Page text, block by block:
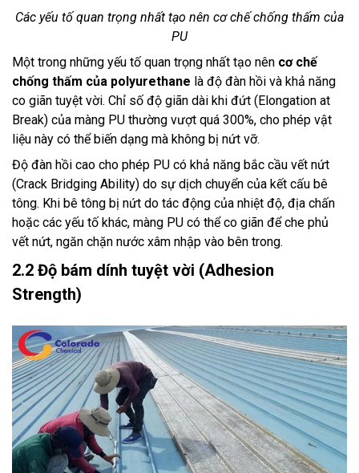
Các yếu tố quan trọng nhất tạo nên cơ chế chống thấm của
PU
Một trong những yếu tố quan trọng nhất tạo nên cơ chế
chống thấm của polyurethane là độ đàn hồi và khả năng
co giãn tuyệt vời. Chỉ số độ giãn dài khi đứt (Elongation at
Break) của màng PU thường vượt quá 300%, cho phép vật
liệu này có thể biến dạng mà không bị nứt vỡ.
Độ đàn hồi cao cho phép PU có khả năng bắc cầu vết nứt
(Crack Bridging Ability) do sự dịch chuyển của kết cấu bê
tông. Khi bê tông bị nứt do tác động của nhiệt độ, địa chấn
hoặc các yếu tố khác, màng PU có thể co giãn để che phủ
vết nứt, ngăn chặn nước xâm nhập vào bên trong.
2.2 Độ bám dính tuyệt vời (Adhesion
Strength)